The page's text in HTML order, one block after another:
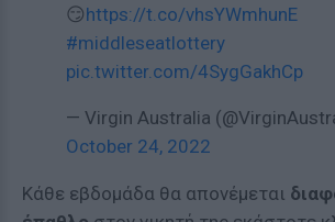
😏https://t.co/vhsYWmhunE
#middleseatlottery
pic.twitter.com/4SygGakhCp
— Virgin Australia
October 24, 2022
Κάθε εβδομάδα θα απονέμεται